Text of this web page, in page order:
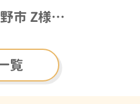
覧
栃木県下野市 Z様邸 外壁塗装工事